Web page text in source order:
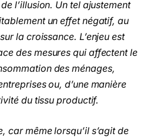
l’illusion. Un tel ajustement
un effet négatif, au
la croissance. L’enjeu est
des mesures qui affectent le
des ménages,
ou, d’une manière
du tissu productif.
car même lorsqu’il s’agit de